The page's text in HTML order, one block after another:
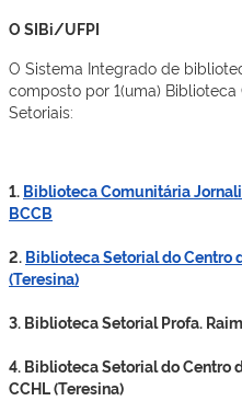
O SIBi/UFPI
O Sistema Integrado de
composto por 1(uma)
Setoriais:
1. Biblioteca Comunitária
BCCB
2. Biblioteca Setorial do Centro
(Teresina)
3. Biblioteca Setorial Profa.
4. Biblioteca Setorial do Centro
CCHL (Teresina)